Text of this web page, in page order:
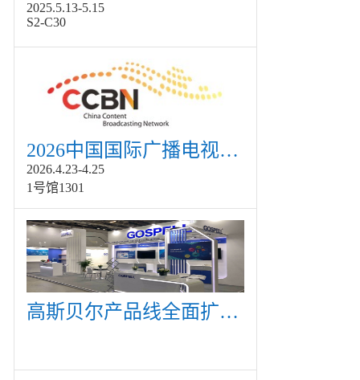
2025.5.13-5.15
S2-C30
2026中国国际广播电视信息网络展览会展
2026.4.23-4.25
1号馆1301
高斯贝尔产品线全面扩展，众多新产品亮相CommunicAsia 2019